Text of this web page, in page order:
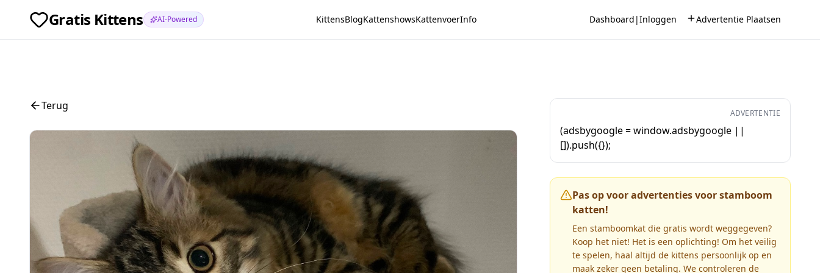
Gratis Kittens AI-Powered KittensBlogKattenshowsKattenvoerInfo Dashboard |Inloggen Advertentie Plaatsen
Terug
ADVERTENTIE
(adsbygoogle = window.adsbygoogle ||
[]).push({});
Pas op voor advertenties voor stamboom
katten!
Een stamboomkat die gratis wordt weggegeven?
Koop het niet! Het is een oplichting! Om het veilig
te spelen, haal altijd de kittens persoonlijk op en
maak zeker geen betaling. We controleren de